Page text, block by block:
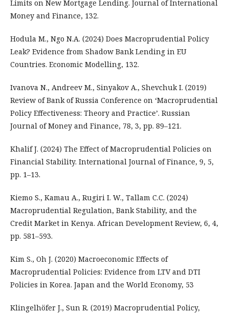
Limits on New Mortgage Lending. Journal of International
Money and Finance, 132.
Hodula M., Ngo N.A. (2024) Does Macroprudential Policy
Leak? Evidence from Shadow Bank Lending in EU
Countries. Economic Modelling, 132.
Ivanova N., Andreev M., Sinyakov A., Shevchuk I. (2019)
Review of Bank of Russia Conference on ‘Macroprudential
Policy Effectiveness: Theory and Practice’. Russian
Journal of Money and Finance, 78, 3, pp. 89–121.
Khalif J. (2024) The Effect of Macroprudential Policies on
Financial Stability. International Journal of Finance, 9, 5,
pp. 1–13.
Kiemo S., Kamau A., Rugiri I. W., Tallam C.C. (2024)
Macroprudential Regulation, Bank Stability, and the
Credit Market in Kenya. African Development Review, 6, 4,
pp. 581–593.
Kim S., Oh J. (2020) Macroeconomic Effects of
Macroprudential Policies: Evidence from LTV and DTI
Policies in Korea. Japan and the World Economy, 53
Klingelhöfer J., Sun R. (2019) Macroprudential Policy,